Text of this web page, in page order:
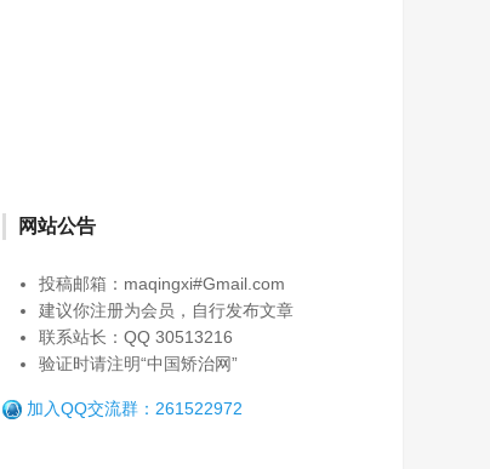
网站公告
投稿邮箱：maqingxi#Gmail.com
建议你注册为会员，自行发布文章
联系站长：QQ 30513216
验证时请注明“中国矫治网”
加入QQ交流群：261522972